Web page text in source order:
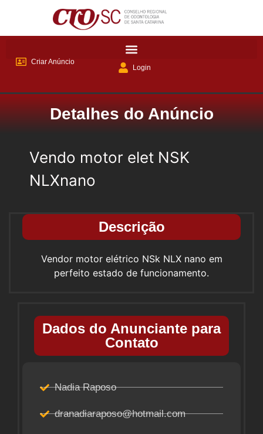
Criar Anúncio
Login
Detalhes do Anúncio
Vendo motor elet NSK
NLXnano
Descrição
Vendor motor elétrico NSk NLX nano em
perfeito estado de funcionamento.
Dados do Anunciante para
Contato
Nadia Raposo
dranadiaraposo@hotmail.com